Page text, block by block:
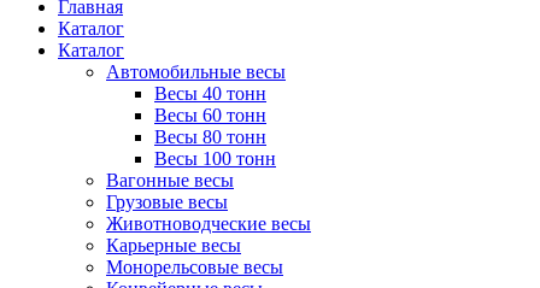
Главная
Каталог
Каталог
Автомобильные весы
Весы 40 тонн
Весы 60 тонн
Весы 80 тонн
Весы 100 тонн
Вагонные весы
Грузовые весы
Животноводческие весы
Карьерные весы
Монорельсовые весы